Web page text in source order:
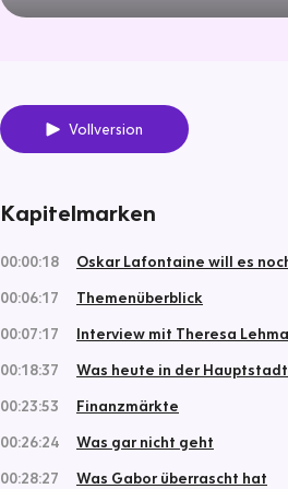
Vollversion
Kapitelmarken
00:00:18
Oskar Lafontaine will es
00:06:17
Themenüberblick
00:07:17
Interview mit Theresa
00:18:37
Was heute in der
00:23:53
Finanzmärkte
00:26:24
Was gar nicht geht
00:28:27
Was Gabor überrascht hat